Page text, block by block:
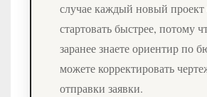
случае каждый новый проект
стартовать быстрее, потому
заранее знаете ориентир по
можете корректировать
отправки заявки.